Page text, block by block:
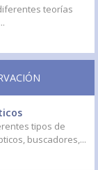
teorías
tipos de
buscadores,...